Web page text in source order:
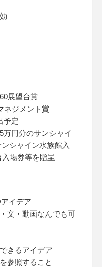
展望台賞
ネジメント賞
予定
円分のサンシャイ
シャイン水族館入
場券等を贈呈
イデア
文・動画なんでも可
きるアイデア
参照すること